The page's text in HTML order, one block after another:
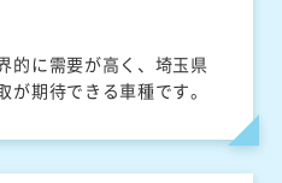
的に需要が高く、埼玉県
が期待できる車種です。